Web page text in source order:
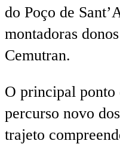
do Poço de
montadoras
Cemutran.
O principal ponto
percurso novo
trajeto